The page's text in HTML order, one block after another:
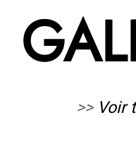
>> Voir